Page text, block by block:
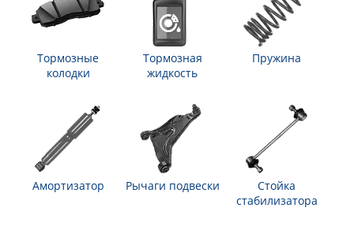
Тормозные
колодки
Тормозная
жидкость
Пружина
Амортизатор Рычаги подвески
Стойка
стабилизатора